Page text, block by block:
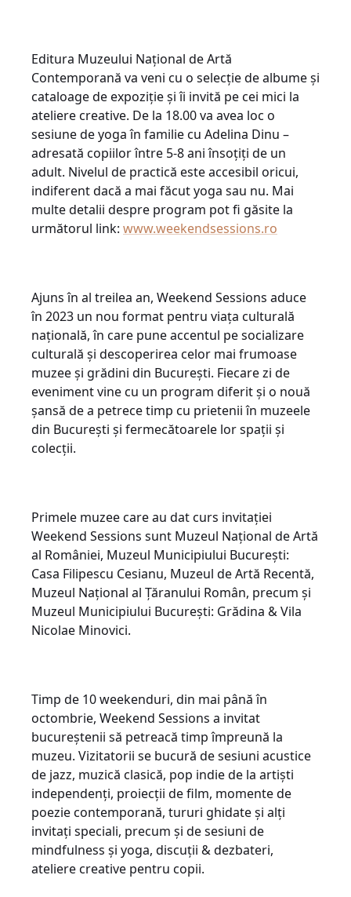
Editura Muzeului Național de Artă
Contemporană va veni cu o selecție de albume și
cataloage de expoziție și îi invită pe cei mici la
ateliere creative. De la 18.00 va avea loc o
sesiune de yoga în familie cu Adelina Dinu –
adresată copiilor între 5-8 ani însoțiți de un
adult. Nivelul de practică este accesibil oricui,
indiferent dacă a mai făcut yoga sau nu. Mai
multe detalii despre program pot fi găsite la
următorul link: www.weekendsessions.ro
Ajuns în al treilea an, Weekend Sessions aduce
în 2023 un nou format pentru viața culturală
națională, în care pune accentul pe socializare
culturală și descoperirea celor mai frumoase
muzee și grădini din București. Fiecare zi de
eveniment vine cu un program diferit și o nouă
șansă de a petrece timp cu prietenii în muzeele
din București și fermecătoarele lor spații și
colecții.
Primele muzee care au dat curs invitației
Weekend Sessions sunt Muzeul Național de Artă
al României, Muzeul Municipiului București:
Casa Filipescu Cesianu, Muzeul de Artă Recentă,
Muzeul Național al Țăranului Român, precum și
Muzeul Municipiului București: Grădina & Vila
Nicolae Minovici.
Timp de 10 weekenduri, din mai până în
octombrie, Weekend Sessions a invitat
bucureștenii să petreacă timp împreună la
muzeu. Vizitatorii se bucură de sesiuni acustice
de jazz, muzică clasică, pop indie de la artiști
independenți, proiecții de film, momente de
poezie contemporană, tururi ghidate şi alți
invitați speciali, precum şi de sesiuni de
mindfulness și yoga, discuții & dezbateri,
ateliere creative pentru copii.